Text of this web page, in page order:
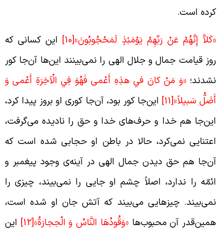
است.
إِنَّهُمْ عَنْ رَبِّهِمْ يَوْمَئِذٍ لَمَحْجُوبُونَ»[10]
این کسانی که
قیامت جمال و جلال الهی را نمی‌بینند این‌ها آن‌جا کور
«وَ مَنْ كانَ في‏ هذِهِ أَعْمى‏ فَهُوَ فِي الْآخِرَةِ أَعْمى‏ وَ
سَبيلاً»[11]
این‌جا کور بود، آن‌جا کوری او بروز پیدا کرد،
هم خدا و حرف‌های خدا و حق را نادیده می‌گرفت،
نمی‌کرد، حالا در باطن او حجابی شده است که
هم حق دیدن جمال الهی در آینه‌ی وجود پیغمبر و
را ندارد، اصلاً چشم او جایی را نمی‌بیند، چیزی را
چیزهایی می‌بیند که آتش جان او شده است،
آن محبوب‌ها«وَقُودُهَا النَّاسُ وَ الْحِجارَةُ»[12]
این